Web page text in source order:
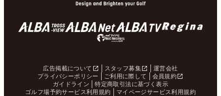
広告掲載について スタッフ募集
運営会社
プライバシーポリシー
ご利用に際して
会員規約
ガイドライン
特定商取引法に基づく表示
ゴルフ場予約サービス利用規約
マイページサービス利用規約